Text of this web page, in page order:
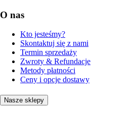
O nas
Kto jesteśmy?
Skontaktuj się z nami
Termin sprzedaży
Zwroty & Refundacje
Metody płatności
Ceny i opcje dostawy
Nasze sklepy